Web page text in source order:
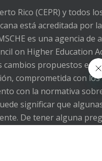
Rico (CEPR) y todos
está acreditada por
es una agencia de
on Higher Education
cambios propuestos en
comprometida con
con la normativa
significar que
De tener alguna